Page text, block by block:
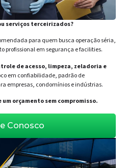
serviços terceirizados?
para quem busca operação séria,
profissional em segurança e facilities.
de acesso, limpeza, zeladoria e
em confiabilidade, padrão de
empresas, condomínios e indústrias.
orçamento sem compromisso.
Conosco